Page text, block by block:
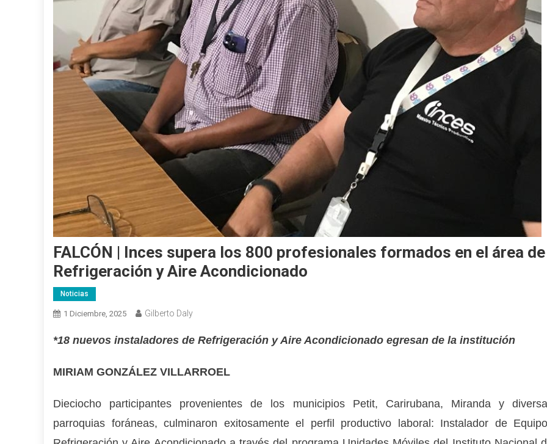
FALCÓN | Inces supera los 800 profesionales formados en el área de
Refrigeración y Aire Acondicionado
Noticias
1 Diciembre, 2025 Gilberto Daly
*18 nuevos instaladores de Refrigeración y Aire Acondicionado egresan de la institución
MIRIAM GONZÁLEZ VILLARROEL
Dieciocho participantes provenientes de los municipios Petit, Carirubana, Miranda y
parroquias foráneas, culminaron exitosamente el perfil productivo laboral: Instalador de